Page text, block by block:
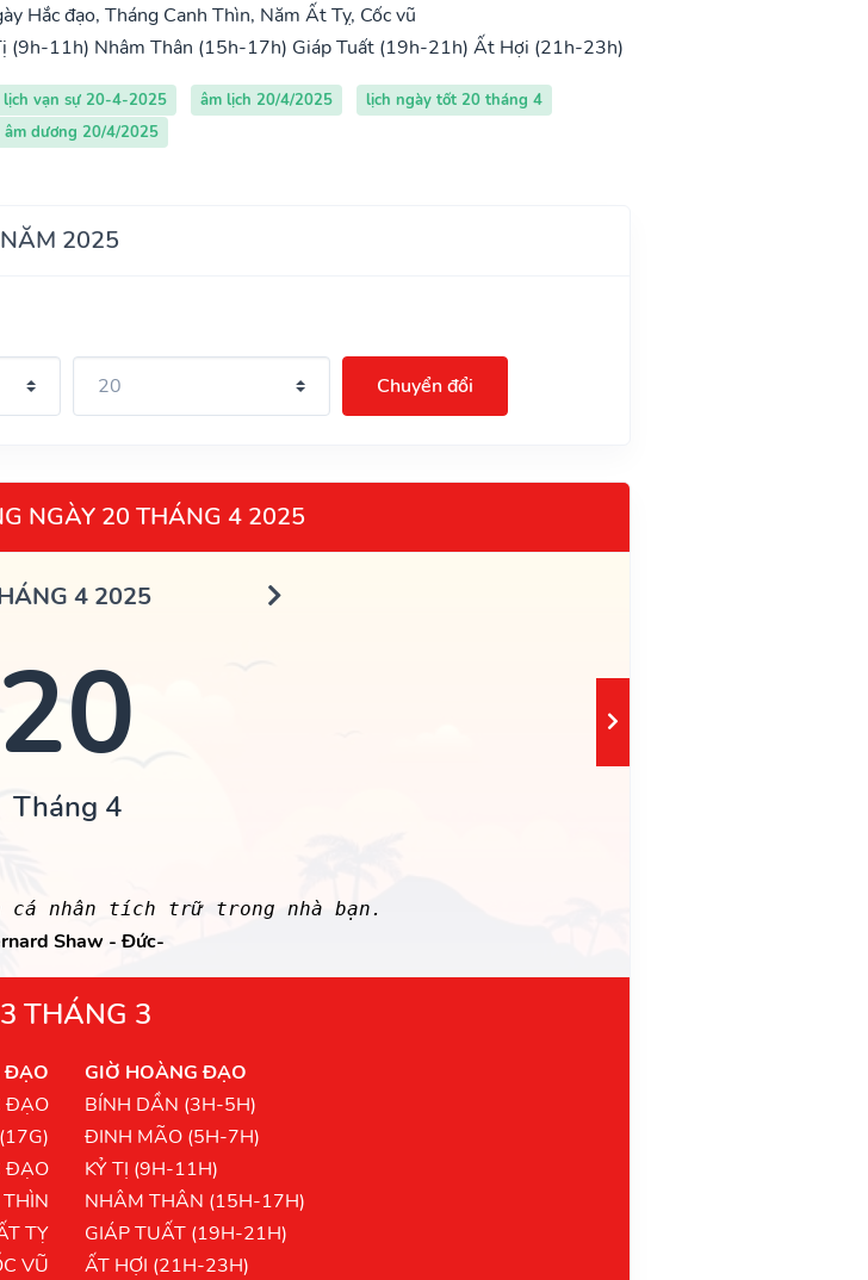
Hắc đạo, Tháng Canh Thìn, Năm Ất Tỵ, Cốc vũ
(9h-11h) Nhâm Thân (15h-17h) Giáp Tuất (19h-21h) Ất Hợi (21h-23h)
lịch vạn sự 20-4-2025 âm lịch 20/4/2025
lịch ngày tốt 20 tháng 4
âm dương 20/4/2025
2025
Chuyển đổi
NGÀY 20 THÁNG 4 2025
4 2025
20
Tháng 4
nhân tích trữ trong nhà bạn.
Shaw - Đức-
THÁNG 3
ĐẠO
ĐẠO
ĐẠO
TỴ
VŨ
GIỜ HOÀNG ĐẠO
BÍNH DẦN (3H-5H)
ĐINH MÃO (5H-7H)
KỶ TỊ (9H-11H)
NHÂM THÂN (15H-17H)
GIÁP TUẤT (19H-21H)
ẤT HỢI (21H-23H)